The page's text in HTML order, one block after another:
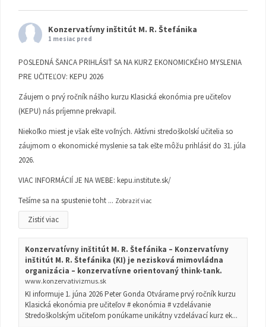
Konzervatívny inštitút M. R. Štefánika
1 mesiac pred
POSLEDNÁ ŠANCA PRIHLÁSIŤ SA NA KURZ EKONOMICKÉHO MYSLENIA
PRE UČITEĽOV: KEPU 2026
Záujem o prvý ročník nášho kurzu Klasická ekonómia pre učiteľov
(KEPU) nás príjemne prekvapil.
Niekoľko miest je však ešte voľných. Aktívni stredoškolskí učitelia so
záujmom o ekonomické myslenie sa tak ešte môžu prihlásiť do 31. júla
2026.
VIAC INFORMÁCIÍ JE NA WEBE: kepu.institute.sk/
Tešíme sa na spustenie toht ... Zobraziť viac
Zistiť viac
Konzervatívny inštitút M. R. Štefánika – Konzervatívny
inštitút M. R. Štefánika (KI) je nezisková mimovládna
organizácia – konzervatívne orientovaný think-tank.
www.konzervativizmus.sk
KI informuje 1. júna 2026 Peter Gonda Otvárame prvý ročník kurzu
Klasická ekonómia pre učiteľov # ekonómia # vzdelávanie
Stredoškolským učiteľom ponúkame unikátny vzdelávací kurz ek...